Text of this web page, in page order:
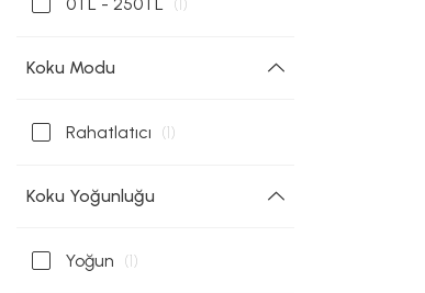
Koku Modu
Rahatlatıcı (1)
Koku Yoğunluğu
Yoğun (1)